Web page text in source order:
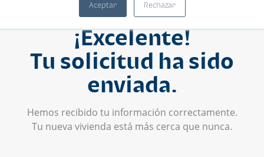
Aceptar Rechazar
¡Excelente!
Tu solicitud ha sido
enviada.
Hemos recibido tu información correctamente.
Tu nueva vivienda está más cerca que nunca.